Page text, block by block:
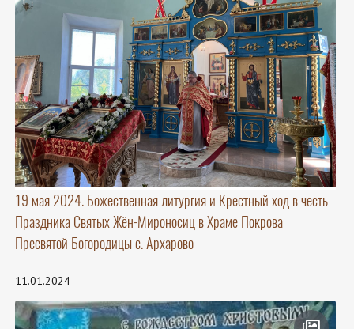
19 мая 2024. Божественная литургия и Крестный ход в честь
Праздника Святых Жён-Мироносиц в Храме Покрова
Пресвятой Богородицы с. Архарово
11.01.2024